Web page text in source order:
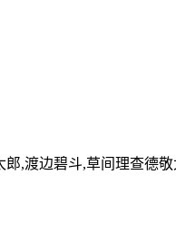
,渡边碧斗,草间理查德